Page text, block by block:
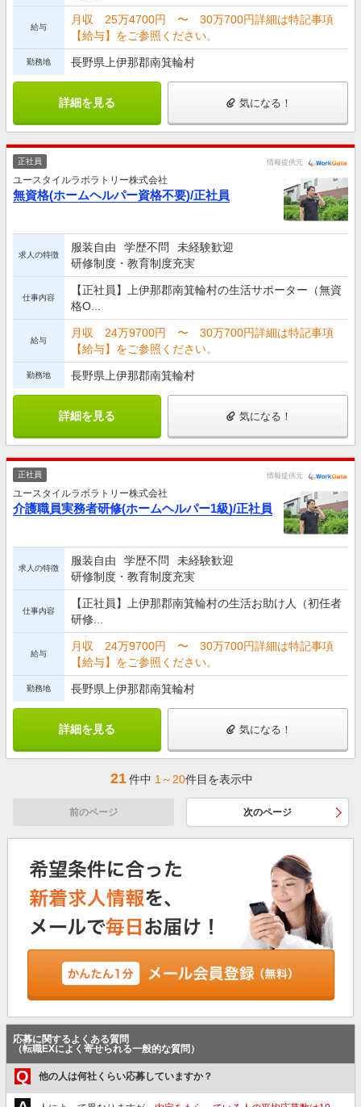
給与
月収 25万4700円 〜 30万700円詳細は特記事項
【給与】をご参照ください。
勤務地 長野県上伊那郡南箕輪村
詳細を見る 気になる！
正社員 情報提供元
ユースタイルラボラトリー株式会社
無資格(ホームヘルパー資格不要)/正社員
求人の特徴
服装自由 学歴不問
未経験歓迎
研修制度・教育制度充実
仕事内容
【正社員】上伊那郡南箕輪村の生活サポーター（無資
格O...
給与
月収 24万9700円 〜 30万700円詳細は特記事項
【給与】をご参照ください。
勤務地 長野県上伊那郡南箕輪村
詳細を見る 気になる！
正社員 情報提供元
ユースタイルラボラトリー株式会社
介護職員実務者研修(ホームヘルパー1級)/正社員
求人の特徴
服装自由 学歴不問
未経験歓迎
研修制度・教育制度充実
仕事内容
【正社員】上伊那郡南箕輪村の生活お助け人（初任者
研修...
給与
月収 24万9700円 〜 30万700円詳細は特記事項
【給与】をご参照ください。
勤務地 長野県上伊那郡南箕輪村
詳細を見る 気になる！
21件中 1～20件目を表示中
前のページ 次のページ
応募に関するよくある質問
（転職EXによく寄せられる一般的な質問）
Q 他の人は何社くらい応募していますか？